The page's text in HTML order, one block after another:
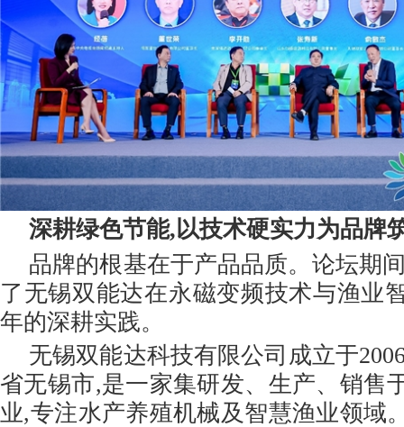
深耕绿色节能,以技术硬实力为品牌
品牌的根基在于产品品质。论坛期
了无锡双能达在永磁变频技术与渔业
年的深耕实践。
无锡双能达科技有限公司成立于
省无锡市,是一家集研发、生产、销售
业,专注水产养殖机械及智慧渔业领域